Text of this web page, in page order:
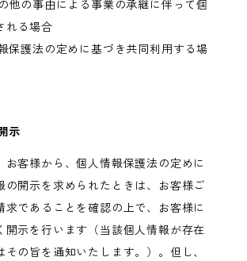
他の事由による事業の承継に伴って個
れる場合
保護法の定めに基づき共同利用する場
示
お客様から、個人情報保護法の定めに
の開示を求められたときは、お客様ご
求であることを確認の上で、お客様に
開示を行います（当該個人情報が存在
その旨を通知いたします。）。但し、